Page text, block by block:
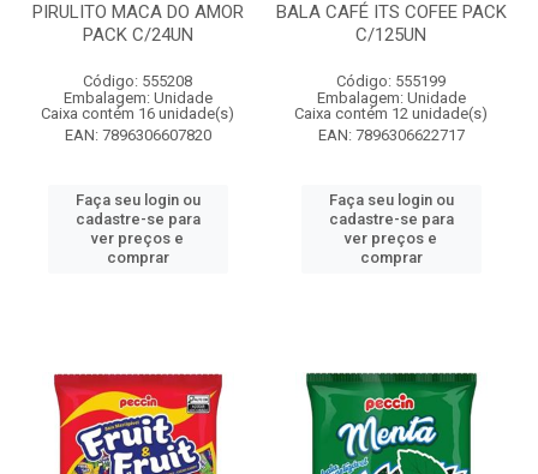
PIRULITO MACA DO AMOR
PACK C/24UN
Código: 555208
Embalagem: Unidade
Caixa contém 16 unidade(s)
EAN: 7896306607820
Faça seu login ou
cadastre-se para
ver preços e
comprar
BALA CAFÉ ITS COFEE PACK
C/125UN
Código: 555199
Embalagem: Unidade
Caixa contém 12 unidade(s)
EAN: 7896306622717
Faça seu login ou
cadastre-se para
ver preços e
comprar